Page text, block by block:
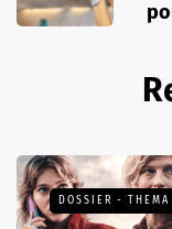
DOSSIER - THEMA